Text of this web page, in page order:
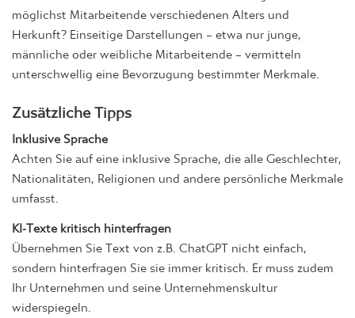
möglichst Mitarbeitende verschiedenen Alters und
Herkunft? Einseitige Darstellungen – etwa nur junge,
männliche oder weibliche Mitarbeitende – vermitteln
unterschwellig eine Bevorzugung bestimmter Merkmale.
Zusätzliche Tipps
Inklusive Sprache
Achten Sie auf eine inklusive Sprache, die alle Geschlechter,
Nationalitäten, Religionen und andere persönliche Merkmale
umfasst.
KI-Texte kritisch hinterfragen
Übernehmen Sie Text von z.B. ChatGPT nicht einfach,
sondern hinterfragen Sie sie immer kritisch. Er muss zudem
Ihr Unternehmen und seine Unternehmenskultur
widerspiegeln.